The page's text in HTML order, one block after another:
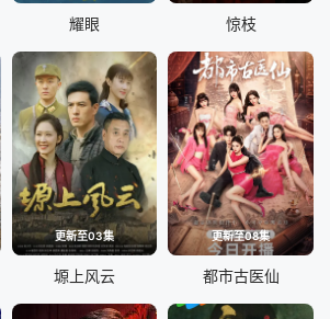
耀眼 惊枝
更新至03集
塬上风云
更新至08集
都市古医仙